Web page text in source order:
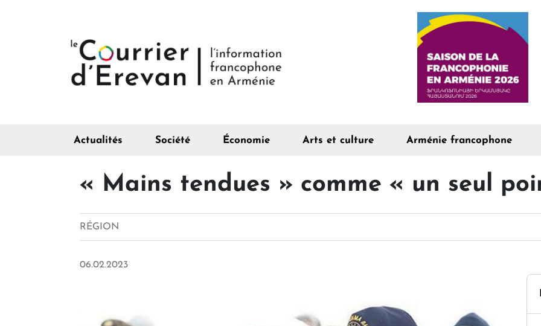
Actualités Société Économie Arts et culture Arménie francophone
« Mains tendues » comme « un seul
RÉGION
06.02.2023